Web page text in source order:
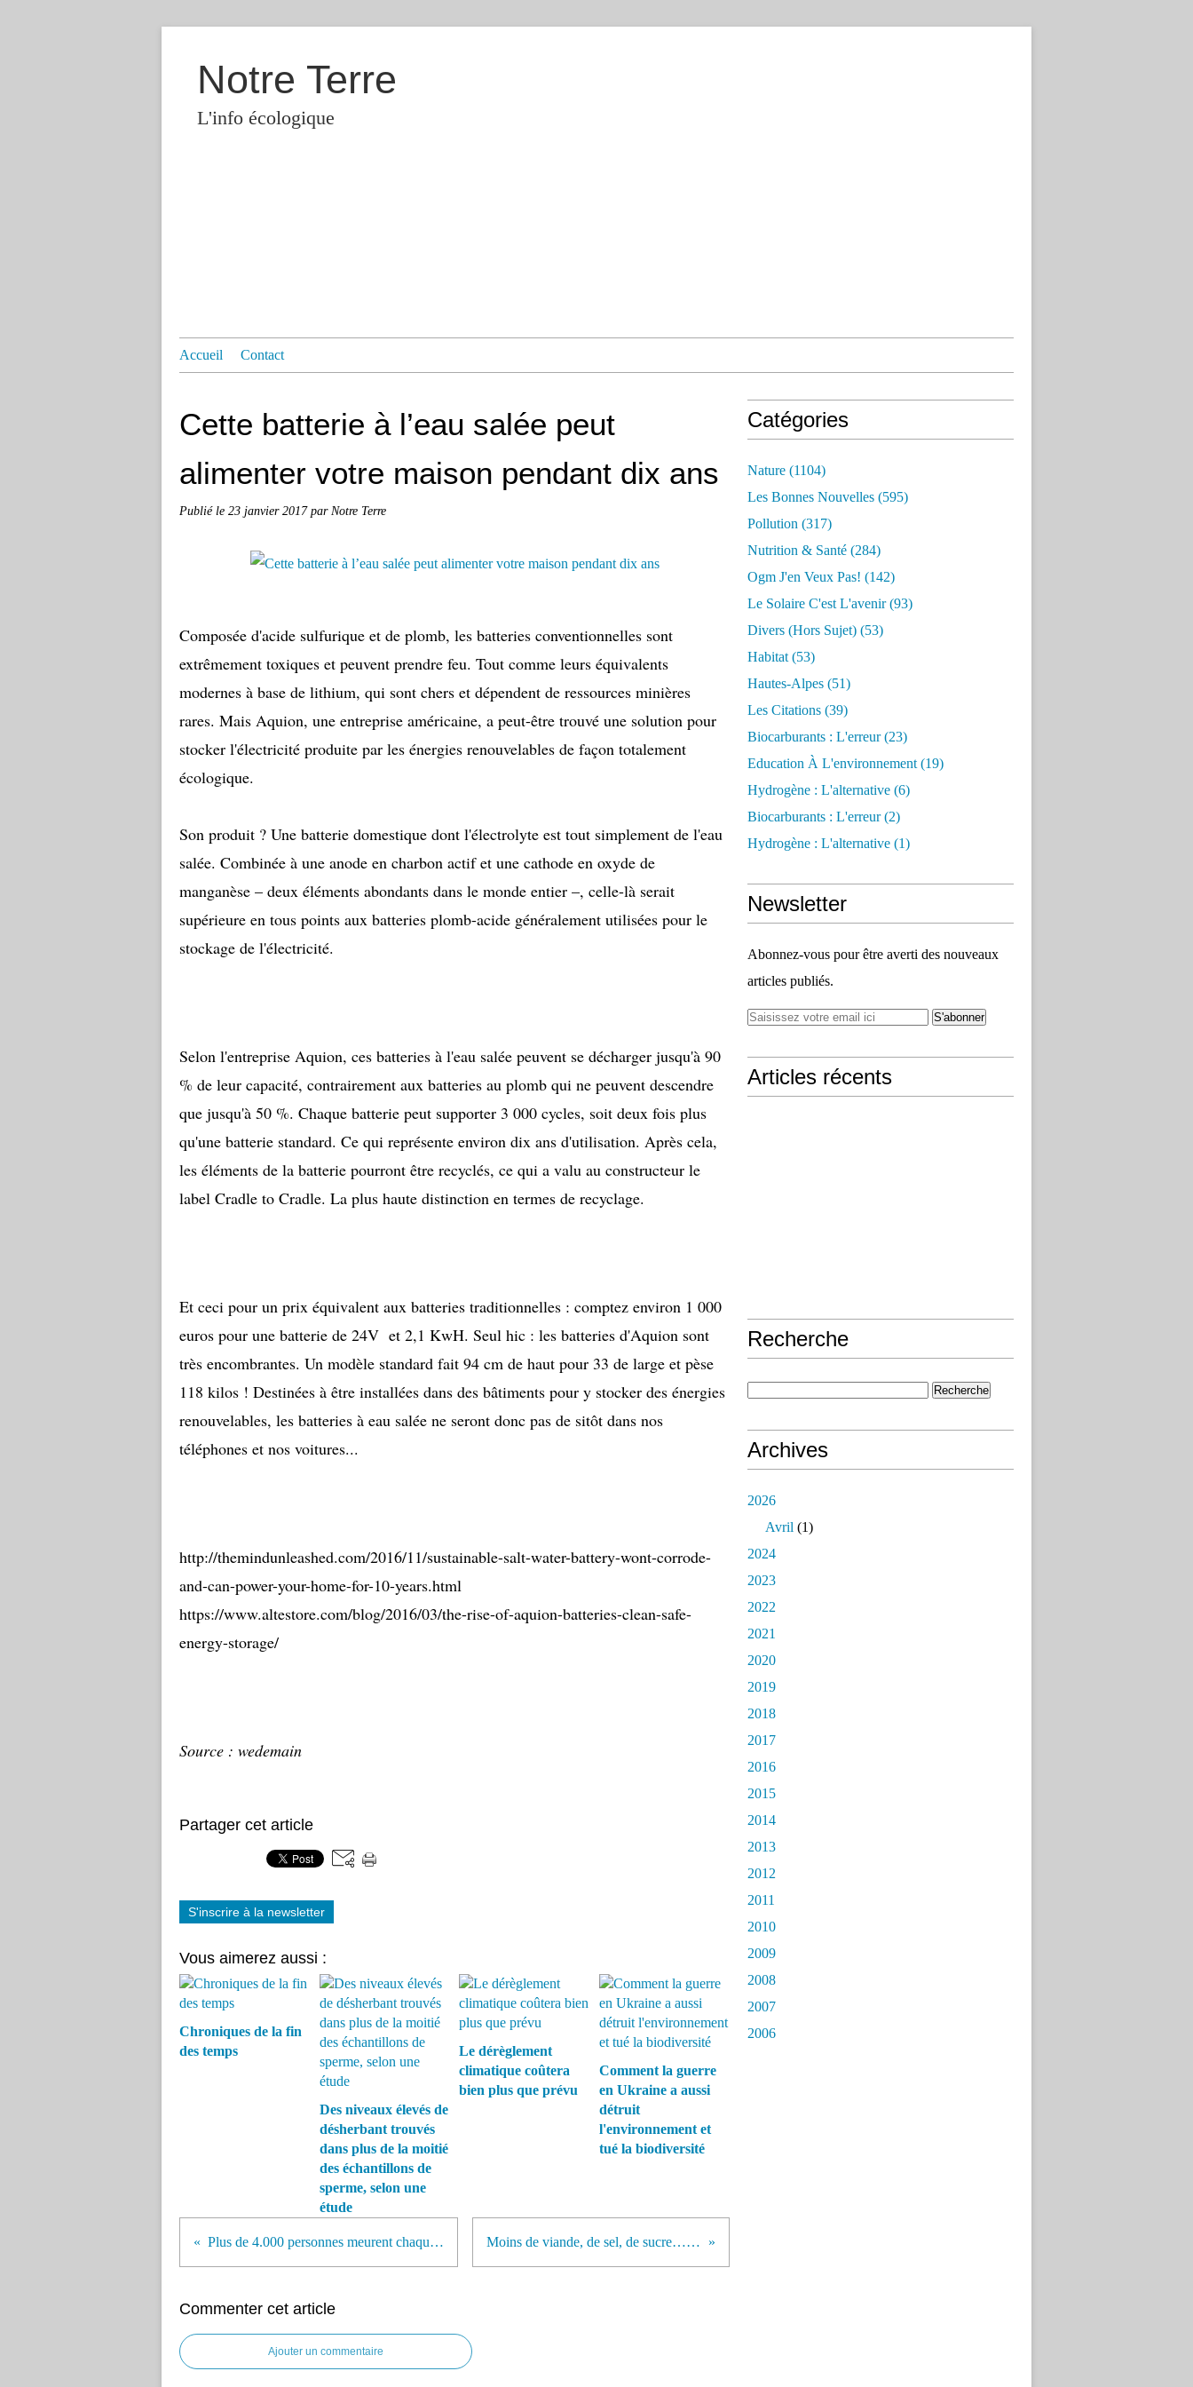
Notre Terre
L'info écologique
Accueil Contact
Cette batterie à l’eau salée peut
alimenter votre maison pendant dix ans
Publié le 23 janvier 2017par Notre Terre
Composée d'acide sulfurique et de plomb, les batteries conventionnelles sont
extrêmement toxiques et peuvent prendre feu. Tout comme leurs équivalents
modernes à base de lithium, qui sont chers et dépendent de ressources minières
rares. Mais Aquion, une entreprise américaine, a peut-être trouvé une solution pour
stocker l'électricité produite par les énergies renouvelables de façon totalement
écologique.
Son produit ? Une batterie domestique dont l'électrolyte est tout simplement de l'eau
salée. Combinée à une anode en charbon actif et une cathode en oxyde de
manganèse – deux éléments abondants dans le monde entier –, celle-là serait
supérieure en tous points aux batteries plomb-acide généralement utilisées pour le
stockage de l'électricité.
Selon l'entreprise Aquion, ces batteries à l'eau salée peuvent se décharger jusqu'à 90
% de leur capacité, contrairement aux batteries au plomb qui ne peuvent descendre
que jusqu'à 50 %. Chaque batterie peut supporter 3 000 cycles, soit deux fois plus
qu'une batterie standard. Ce qui représente environ dix ans d'utilisation. Après cela,
les éléments de la batterie pourront être recyclés, ce qui a valu au constructeur le
label Cradle to Cradle. La plus haute distinction en termes de recyclage.
Et ceci pour un prix équivalent aux batteries traditionnelles : comptez environ 1 000
euros pour une batterie de 24V et 2,1 KwH. Seul hic : les batteries d'Aquion sont
très encombrantes. Un modèle standard fait 94 cm de haut pour 33 de large et pèse
118 kilos ! Destinées à être installées dans des bâtiments pour y stocker des énergies
renouvelables, les batteries à eau salée ne seront donc pas de sitôt dans nos
téléphones et nos voitures...
http://themindunleashed.com/2016/11/sustainable-salt-water-battery-wont-corrode-
and-can-power-your-home-for-10-years.html
https://www.altestore.com/blog/2016/03/the-rise-of-aquion-batteries-clean-safe-
energy-storage/
Source : wedemain
Partager cet article
S'inscrire à la newsletter
Vous aimerez aussi :
Chroniques de la fin
des temps
Des niveaux élevés de
désherbant trouvés
dans plus de la moitié
des échantillons de
sperme, selon une
étude
Le dérèglement
climatique coûtera
bien plus que prévu
Comment la guerre
en Ukraine a aussi
détruit
l'environnement et
tué la biodiversité
Plus de 4.000 personnes meurent chaque jour à cause de la pollution de l'air en Chine. Moins de viande, de sel, de sucre… les recommandations de l’agence sanitaire
Commenter cet article
Ajouter un commentaire
Catégories
Nature (1104)
Les Bonnes Nouvelles (595)
Pollution (317)
Nutrition & Santé (284)
Ogm J'en Veux Pas! (142)
Le Solaire C'est L'avenir(93)
Divers (hors Sujet) (53)
Habitat (53)
Hautes-Alpes (51)
Les Citations (39)
Biocarburants : L'erreur(23)
Education À L'environnement (19)
Hydrogène : L'alternative (6)
Biocarburants : L'erreur(2)
Hydrogène : L'alternative (1)
Newsletter
Abonnez-vous pour être averti des nouveaux
articles publiés.
Articles récents
Recherche
Archives
2026
Avril (1)
2024
2023
2022
2021
2020
2019
2018
2017
2016
2015
2014
2013
2012
2011
2010
2009
2008
2007
2006